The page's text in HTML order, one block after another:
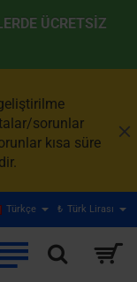
ÜCRETSIZ
sorunlar
kısa süre
Türkçe ₺ Türk Lirası